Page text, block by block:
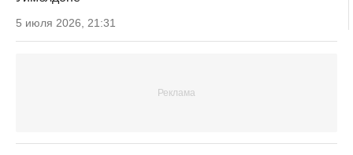
5 июля 2026, 21:31